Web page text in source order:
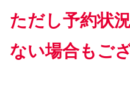
ただし予約状
ない場合もご